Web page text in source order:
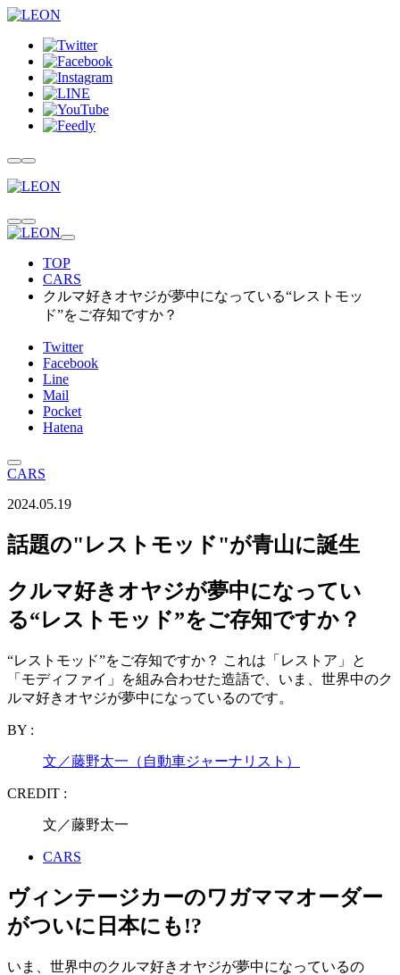
TOP
CARS
クルマ好きオヤジが夢中になっている“レストモッ
ド”をご存知ですか？
Twitter
Facebook
Line
Mail
Pocket
Hatena
CARS
2024.05.19
話題の"レストモッド"が青山に誕生
クルマ好きオヤジが夢中になってい
る“レストモッド”をご存知ですか？
“レストモッド”をご存知ですか？ これは「レストア」と
「モディファイ」を組み合わせた造語で、いま、世界中のク
ルマ好きオヤジが夢中になっているのです。
BY :
文／藤野太一（自動車ジャーナリスト）
CREDIT :
文／藤野太一
CARS
ヴィンテージカーのワガママオーダー
がついに日本にも!?
いま、世界中のクルマ好きオヤジが夢中になっているの